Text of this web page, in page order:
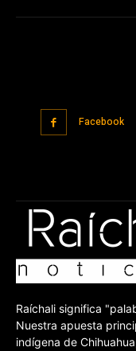
Facebook
Raíchali significa
Nuestra apuesta
indígena de